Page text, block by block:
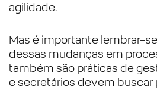
agilidade.
Mas é importante lembrar-
dessas mudanças em
também são práticas de
e secretários devem buscar